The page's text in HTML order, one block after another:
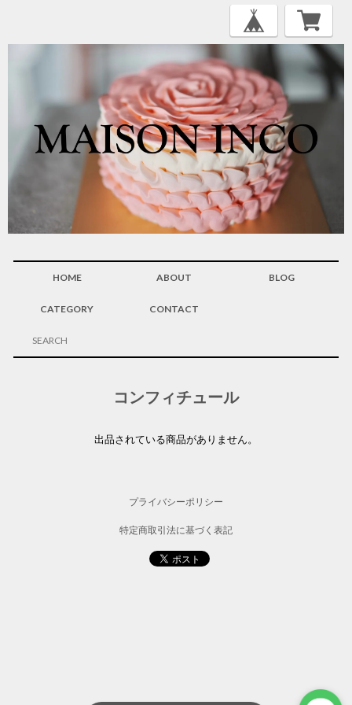
HOME ABOUT BLOG
CATEGORY CONTACT
コンフィチュール
出品されている商品がありません。
プライバシーポリシー
特定商取引法に基づく表記